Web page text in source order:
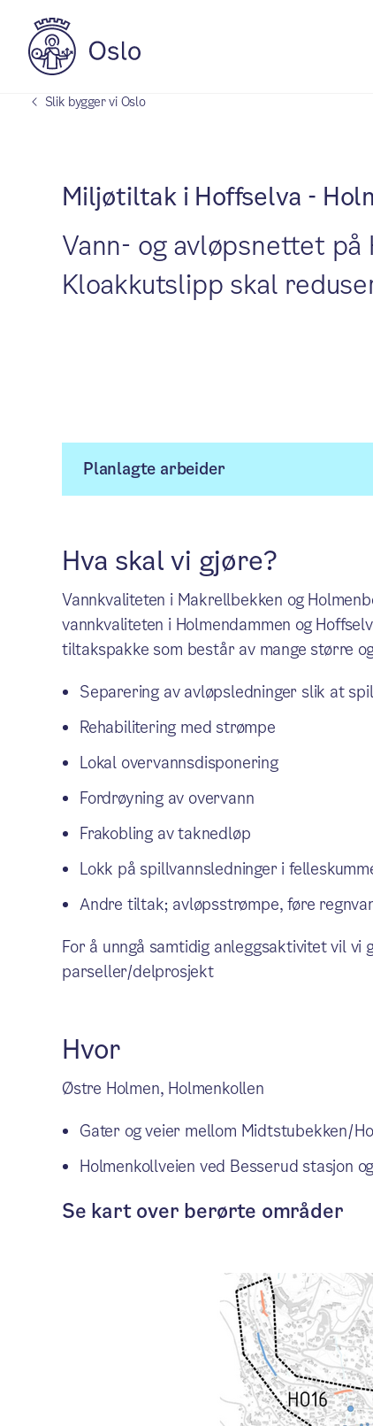
Slik bygger vi Oslo
Miljøtiltak i Hoffselva -
Vann- og avløpsnettet
Kloakkutslipp skal
Planlagte arbeider
Hva skal vi gjøre?
Vannkvaliteten i Makrellbekken og
vannkvaliteten i Holmendammen og
tiltakspakke som består av mange større
Separering av avløpsledninger slik at
Rehabilitering med strømpe
Lokal overvannsdisponering
Fordrøyning av overvann
Frakobling av taknedløp
Lokk på spillvannsledninger i
Andre tiltak; avløpsstrømpe, føre
For å unngå samtidig anleggsaktivitet vil
parseller/delprosjekt
Hvor
Østre Holmen, Holmenkollen
Gater og veier mellom Midtstubekken/
Holmenkollveien ved Besserud stasjon
Se kart over berørte områder